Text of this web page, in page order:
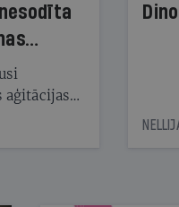
aģitācijas